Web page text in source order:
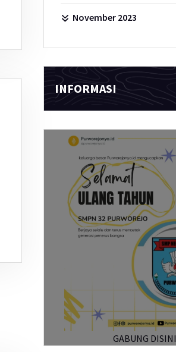
November 2023
INFORMASI
GABUNG DISINI